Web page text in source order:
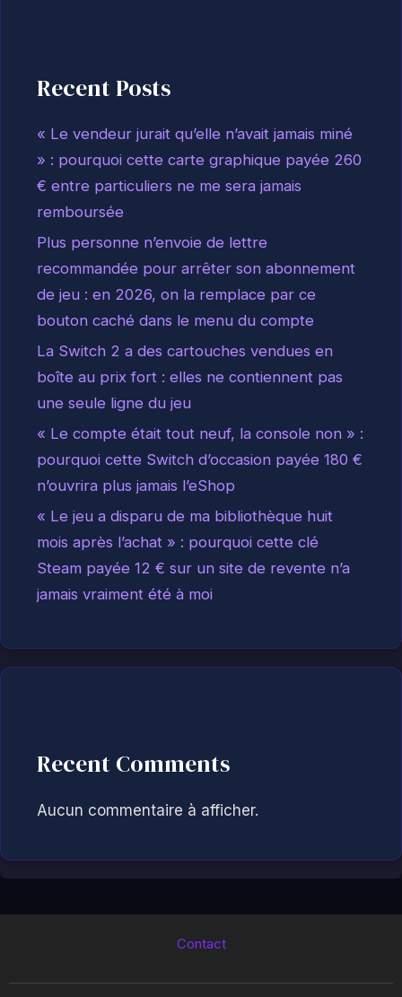
Recent Posts
« Le vendeur jurait qu’elle n’avait jamais miné
» : pourquoi cette carte graphique payée 260
€ entre particuliers ne me sera jamais
remboursée
Plus personne n’envoie de lettre
recommandée pour arrêter son abonnement
de jeu : en 2026, on la remplace par ce
bouton caché dans le menu du compte
La Switch 2 a des cartouches vendues en
boîte au prix fort : elles ne contiennent pas
une seule ligne du jeu
« Le compte était tout neuf, la console non » :
pourquoi cette Switch d’occasion payée 180 €
n’ouvrira plus jamais l’eShop
« Le jeu a disparu de ma bibliothèque huit
mois après l’achat » : pourquoi cette clé
Steam payée 12 € sur un site de revente n’a
jamais vraiment été à moi
Recent Comments
Aucun commentaire à afficher.
Contact